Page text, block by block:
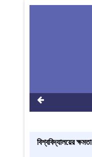
বিশ্ববিদ্যালয়ের ক্ষমতা